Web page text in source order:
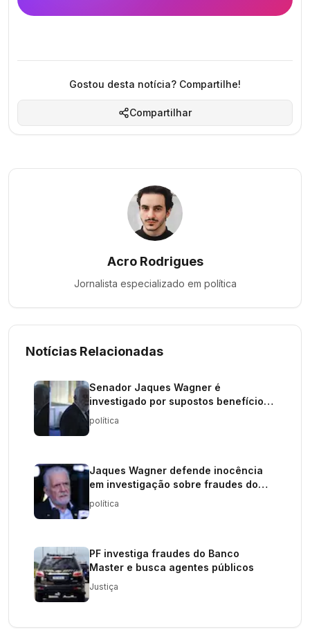
Gostou desta notícia? Compartilhe!
Compartilhar
Acro Rodrigues
Jornalista especializado em política
Notícias Relacionadas
Senador Jaques Wagner é
investigado por supostos benefícios
de empresários
política
Jaques Wagner defende inocência
em investigação sobre fraudes do
Banco Master
política
PF investiga fraudes do Banco
Master e busca agentes públicos
Justiça